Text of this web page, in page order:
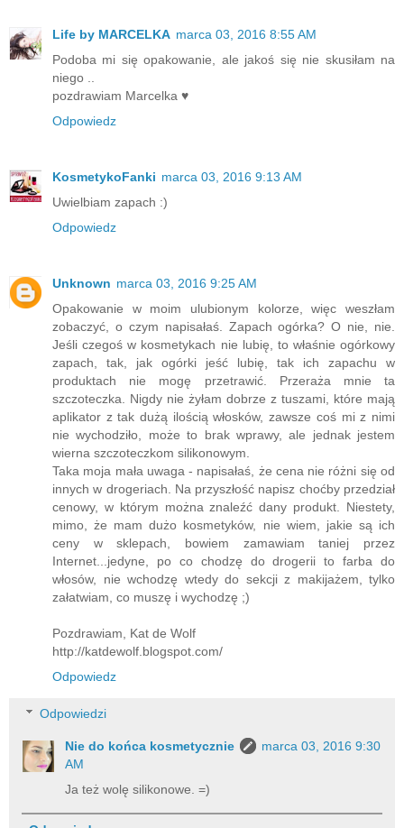
Life by MARCELKA marca 03, 2016 8:55 AM
Podoba mi się opakowanie, ale jakoś się nie skusiłam na
niego ..
pozdrawiam Marcelka ♥
Odpowiedz
KosmetykoFanki marca 03, 2016 9:13 AM
Uwielbiam zapach :)
Odpowiedz
Unknown marca 03, 2016 9:25 AM
Opakowanie w moim ulubionym kolorze, więc weszłam
zobaczyć, o czym napisałaś. Zapach ogórka? O nie, nie.
Jeśli czegoś w kosmetykach nie lubię, to właśnie ogórkowy
zapach, tak, jak ogórki jeść lubię, tak ich zapachu w
produktach nie mogę przetrawić. Przeraża mnie ta
szczoteczka. Nigdy nie żyłam dobrze z tuszami, które mają
aplikator z tak dużą ilością włosków, zawsze coś mi z nimi
nie wychodziło, może to brak wprawy, ale jednak jestem
wierna szczoteczkom silikonowym.
Taka moja mała uwaga - napisałaś, że cena nie różni się od
innych w drogeriach. Na przyszłość napisz choćby przedział
cenowy, w którym można znaleźć dany produkt. Niestety,
mimo, że mam dużo kosmetyków, nie wiem, jakie są ich
ceny w sklepach, bowiem zamawiam taniej przez
Internet...jedyne, po co chodzę do drogerii to farba do
włosów, nie wchodzę wtedy do sekcji z makijażem, tylko
załatwiam, co muszę i wychodzę ;)
Pozdrawiam, Kat de Wolf
http://katdewolf.blogspot.com/
Odpowiedz
Odpowiedzi
Nie do końca kosmetycznie
marca 03, 2016 9:30
AM
Ja też wolę silikonowe. =)